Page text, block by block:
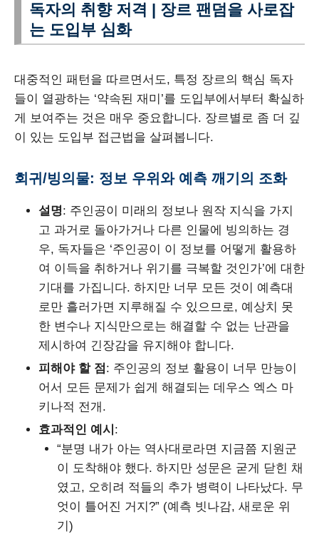
독자의 취향 저격 | 장르 팬덤을 사로잡
는 도입부 심화
대중적인 패턴을 따르면서도, 특정 장르의 핵심 독자
들이 열광하는 ‘약속된 재미’를 도입부에서부터 확실하
게 보여주는 것은 매우 중요합니다. 장르별로 좀 더 깊
이 있는 도입부 접근법을 살펴봅니다.
회귀/빙의물: 정보 우위와 예측 깨기의 조화
설명: 주인공이 미래의 정보나 원작 지식을 가지
고 과거로 돌아가거나 다른 인물에 빙의하는 경
우, 독자들은 ‘주인공이 이 정보를 어떻게 활용하
여 이득을 취하거나 위기를 극복할 것인가’에 대한
기대를 가집니다. 하지만 너무 모든 것이 예측대
로만 흘러가면 지루해질 수 있으므로, 예상치 못
한 변수나 지식만으로는 해결할 수 없는 난관을
제시하여 긴장감을 유지해야 합니다.
피해야 할 점 : 주인공의 정보 활용이 너무 만능이
어서 모든 문제가 쉽게 해결되는 데우스 엑스 마
키나적 전개.
효과적인 예시 :
“분명 내가 아는 역사대로라면 지금쯤 지원군
이 도착해야 했다. 하지만 성문은 굳게 닫힌 채
였고, 오히려 적들의 추가 병력이 나타났다. 무
엇이 틀어진 거지?” (예측 빗나감, 새로운 위
기)